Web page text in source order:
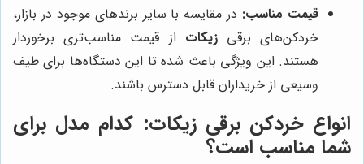
قیمت مناسب: در مقایسه با سایر برندهای موجود در بازار،
خردکن‌های برقیزیکات از قیمت مناسب‌تری برخوردار
هستند. این ویژگی باعث شده تا این دستگاه‌ها برای طیف
وسیعی از خریداران قابل دسترس باشند.
انواع خردکن برقی زیکات: کدام مدل برای
شما مناسب است؟